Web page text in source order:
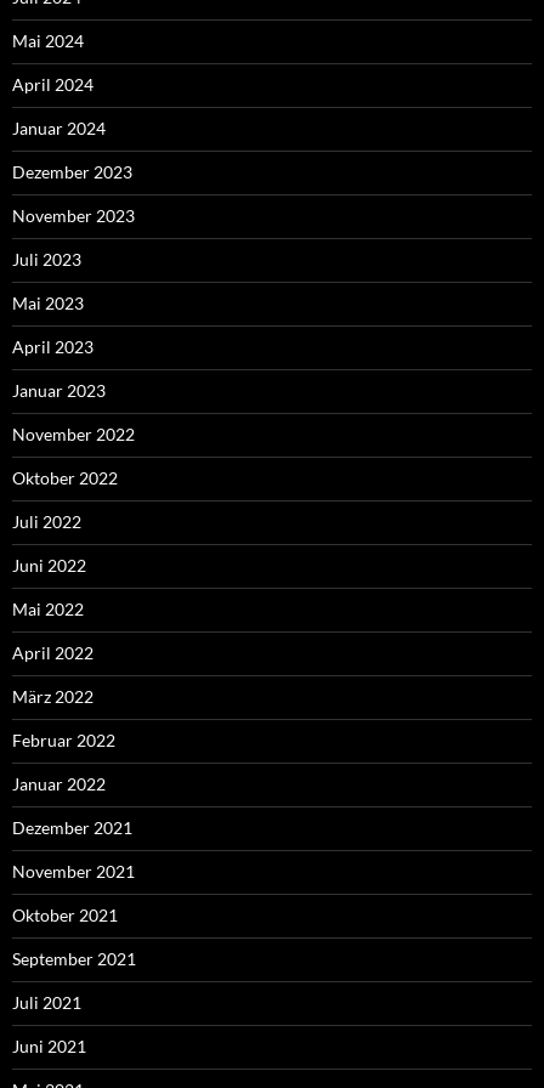
Mai 2024
April 2024
Januar 2024
Dezember 2023
November 2023
Juli 2023
Mai 2023
April 2023
Januar 2023
November 2022
Oktober 2022
Juli 2022
Juni 2022
Mai 2022
April 2022
März 2022
Februar 2022
Januar 2022
Dezember 2021
November 2021
Oktober 2021
September 2021
Juli 2021
Juni 2021